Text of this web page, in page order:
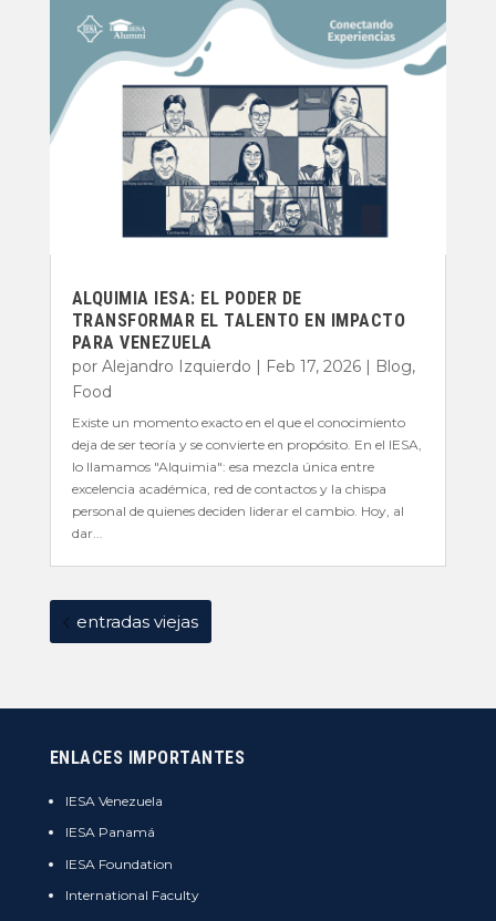
ALQUIMIA IESA: EL PODER DE
TRANSFORMAR EL TALENTO EN IMPACTO
PARA VENEZUELA
por Alejandro Izquierdo Feb 17, 2026| Blog,
Food
Existe un momento exacto en el que el conocimiento
deja de ser teoría y se convierte en propósito. En el IESA,
lo llamamos "Alquimia": esa mezcla única entre
excelencia académica, red de contactos y la chispa
personal de quienes deciden liderar el cambio. Hoy, al
dar...
entradas viejas
ENLACES IMPORTANTES
IESA Venezuela
IESA Panamá
IESA Foundation
International Faculty